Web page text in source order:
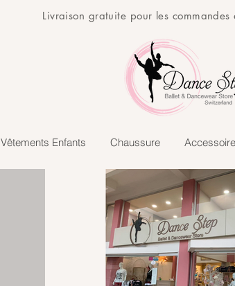
Livraison gratuite pour les
Vêtements Enfants Chaussure